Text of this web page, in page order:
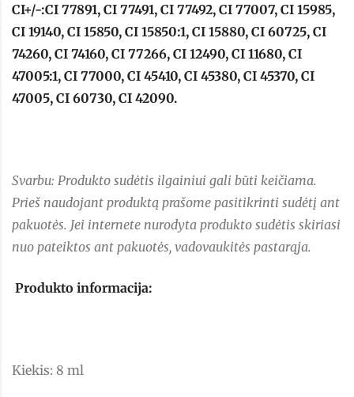
CI+/-:CI 77891, CI 77491, CI 77492, CI 77007, CI 15985,
CI 19140, CI 15850, CI 15850:1, CI 15880, CI 60725, CI
74260, CI 74160, CI 77266, CI 12490, CI 11680, CI
47005:1, CI 77000, CI 45410, CI 45380, CI 45370, CI
47005, CI 60730, CI 42090.
Svarbu: Produkto sudėtis ilgainiui gali būti keičiama.
Prieš naudojant produktą prašome pasitikrinti sudėtį ant
pakuotės. Jei internete nurodyta produkto sudėtis skiriasi
nuo pateiktos ant pakuotės, vadovaukitės pastarąja.
Produkto informacija:
Kiekis: 8 ml